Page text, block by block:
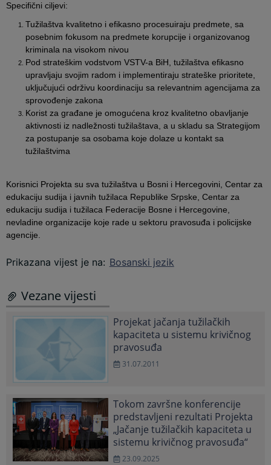
Specifični ciljevi:
Tužilaštva kvalitetno i efikasno procesuiraju predmete, sa
posebnim fokusom na predmete korupcije i organizovanog
kriminala na visokom nivou
Pod strateškim vodstvom VSTV-a BiH, tužilaštva efikasno
upravljaju svojim radom i implementiraju strateške prioritete,
uključujući održivu koordinaciju sa relevantnim agencijama za
sprovođenje zakona
Korist za građane je omogućena kroz kvalitetno obavljanje
aktivnosti iz nadležnosti tužilaštava, a u skladu sa Strategijom
za postupanje sa osobama koje dolaze u kontakt sa
tužilaštvima
Korisnici Projekta su sva tužilaštva u Bosni i Hercegovini, Centar za
edukaciju sudija i javnih tužilaca Republike Srpske, Centar za
edukaciju sudija i tužilaca Federacije Bosne i Hercegovine,
nevladine organizacije koje rade u sektoru pravosuđa i policijske
agencije.
Prikazana vijest je na: Bosanski jezik
Vezane vijesti
Projekat jačanja tužilačkih
kapaciteta u sistemu krivičnog
pravosuđa
31.07.2011
Tokom završne konferencije
predstavljeni rezultati Projekta
„Jačanje tužilačkih kapaciteta u
sistemu krivičnog pravosuđa“
23.09.2025